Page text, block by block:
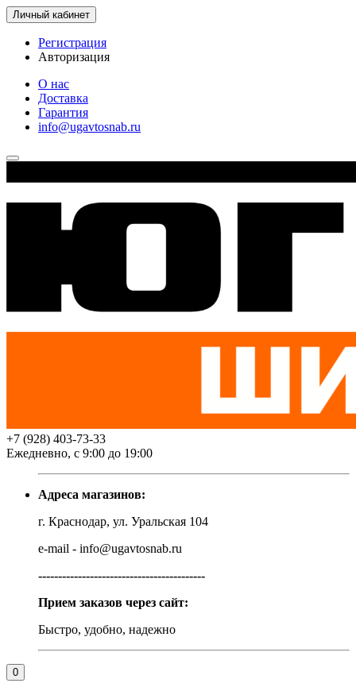
Личный кабинет
Регистрация
Авторизация
О нас
Доставка
Гарантия
info@ugavtosnab.ru
+7 (928) 403-73-33
Ежедневно, с 9:00 до 19:00
Адреса магазинов:
г. Краснодар, ул. Уральская 104
e-mail - info@ugavtosnab.ru
------------------------------------------
Прием заказов через сайт:
Быстро, удобно, надежно
0